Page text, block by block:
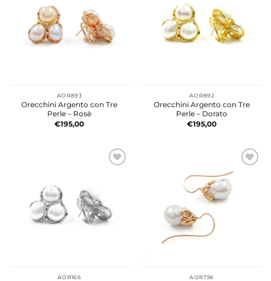
AOR893
Orecchini Argento con Tre
Perle – Rosè
€195,00
AOR892
Orecchini Argento con Tre
Perle – Dorato
€195,00
AOR166 AOR756